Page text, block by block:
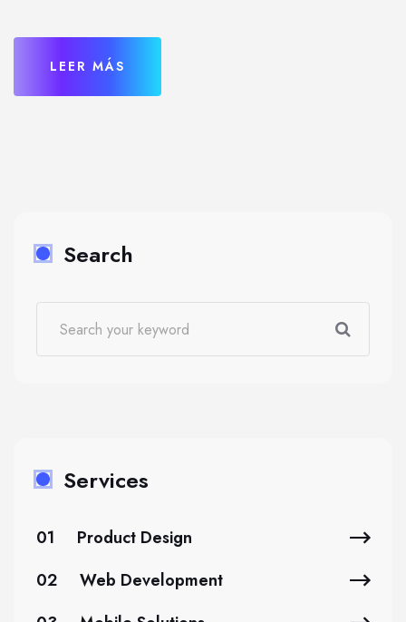
LEER MÁS
Search
Services
01
Product Design
02
Web Development